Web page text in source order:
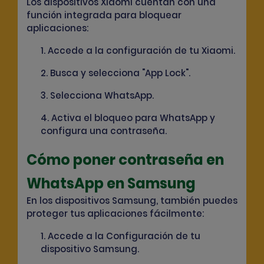
función integrada para bloquear
aplicaciones:
1. Accede a la configuración de tu Xiaomi.
2. Busca y selecciona "App Lock".
3. Selecciona WhatsApp.
4. Activa el bloqueo para WhatsApp y
configura una contraseña.
Cómo poner contraseña en
WhatsApp en Samsung
En los dispositivos Samsung, también puedes
proteger tus aplicaciones fácilmente:
1. Accede a la Configuración de tu
dispositivo Samsung.